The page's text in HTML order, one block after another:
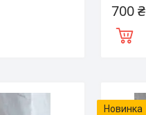
700 ₴
Новинка